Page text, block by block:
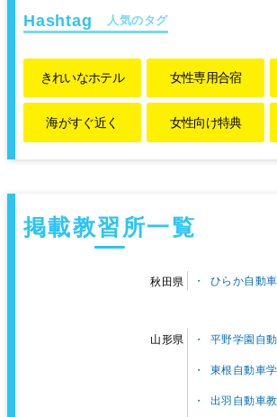
人気のタグ
きれいなホテル 女性専用合宿
海がすぐ近く 女性向け特典
掲載教習所一覧
秋田県 ひらか自動
山形県 平野学園自
東根自動車
出羽自動車